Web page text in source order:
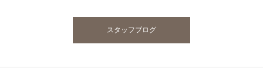
スタッフブログ